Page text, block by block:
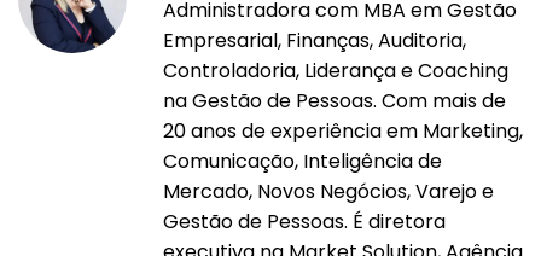
Administradora com MBA em Gestão
Empresarial, Finanças, Auditoria,
Controladoria, Liderança e Coaching
na Gestão de Pessoas. Com mais de
20 anos de experiência em Marketing,
Comunicação, Inteligência de
Mercado, Novos Negócios, Varejo e
Gestão de Pessoas. É diretora